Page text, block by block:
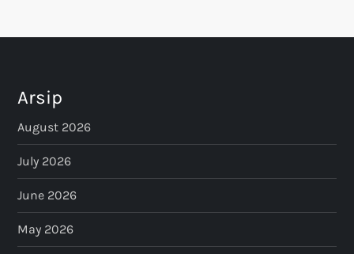
Arsip
August 2026
July 2026
June 2026
May 2026